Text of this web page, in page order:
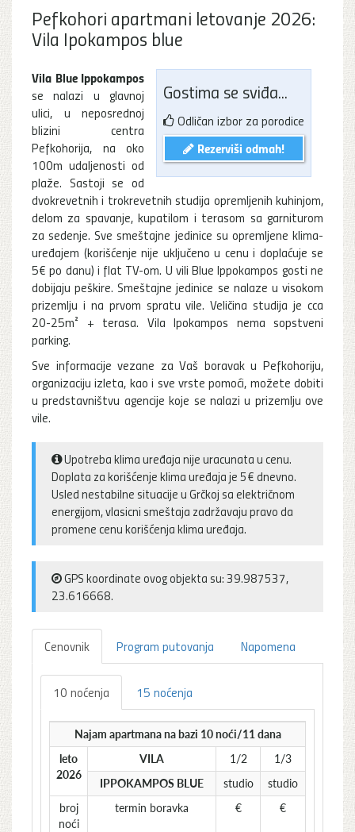
Pefkohori apartmani letovanje 2026:
Vila Ipokampos blue
Gostima se sviđa...
Odličan izbor za porodice
Rezerviši odmah!
Vila Blue Ippokampos
se nalazi u glavnoj
ulici, u neposrednoj
blizini centra
Pefkohorija, na oko
100m udaljenosti od
plaže. Sastoji se od
dvokrevetnih i trokrevetnih studija opremljenih kuhinjom,
delom za spavanje, kupatilom i terasom sa garniturom
za sedenje. Sve smeštajne jedinice su opremljene klima-
uređajem (korišćenje nije uključeno u cenu i doplaćuje se
5€ po danu) i flat TV-om. U vili Blue Ippokampos gosti ne
dobijaju peškire. Smeštajne jedinice se nalaze u visokom
prizemlju i na prvom spratu vile. Veličina studija je cca
20-25m² + terasa. Vila Ipokampos nema sopstveni
parking.
Sve informacije vezane za Vaš boravak u Pefkohoriju,
organizaciju izleta, kao i sve vrste pomoći, možete dobiti
u predstavništvu agencije koje se nalazi u prizemlju ove
vile.
Upotreba klima uređaja nije uracunata u cenu.
Doplata za korišćenje klima uređaja je 5€ dnevno.
Usled nestabilne situacije u Grčkoj sa električnom
energijom, vlasicni smeštaja zadržavaju pravo da
promene cenu korišćenja klima uređaja.
GPS koordinate ovog objekta su: 39.987537,
23.616668.
Cenovnik Program putovanja Napomena
10 noćenja 15 noćenja
Najam apartmana na bazi 10 noći/11 dana
leto
2026
VILA 1/2
1/3
IPPOKAMPOS BLUE
studio
studio
broj
noći
termin boravka € €